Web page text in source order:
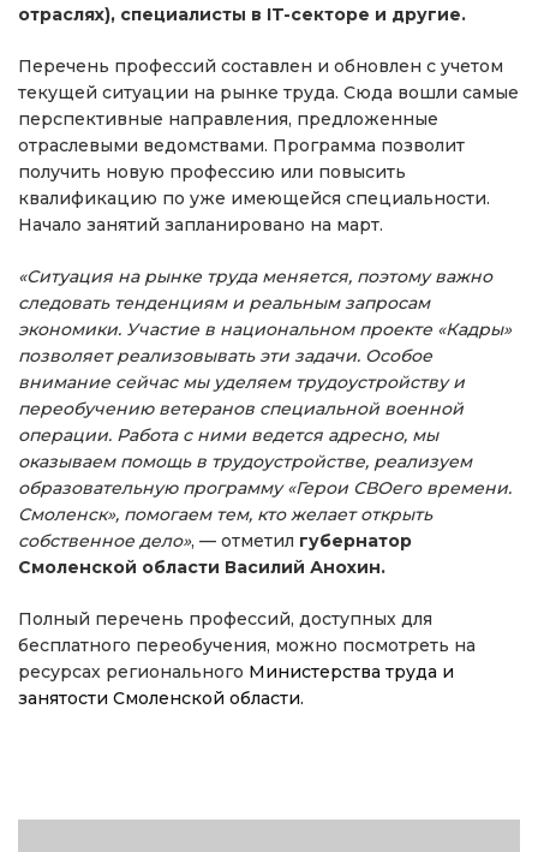
отраслях), специалисты в IT-секторе и другие.
Перечень профессий составлен и обновлен с учетом
текущей ситуации на рынке труда. Сюда вошли самые
перспективные направления, предложенные
отраслевыми ведомствами. Программа позволит
получить новую профессию или повысить
квалификацию по уже имеющейся специальности.
Начало занятий запланировано на март.
«Ситуация на рынке труда меняется, поэтому важно
следовать тенденциям и реальным запросам
экономики. Участие в национальном проекте «Кадры»
позволяет реализовывать эти задачи. Особое
внимание сейчас мы уделяем трудоустройству и
переобучению ветеранов специальной военной
операции. Работа с ними ведется адресно, мы
оказываем помощь в трудоустройстве, реализуем
образовательную программу «Герои СВОего времени.
Смоленск», помогаем тем, кто желает открыть
собственное дело», — отметил губернатор
Смоленской области Василий Анохин.
Полный перечень профессий, доступных для
бесплатного переобучения, можно посмотреть на
ресурсах регионального Министерства труда и
занятости Смоленской области.